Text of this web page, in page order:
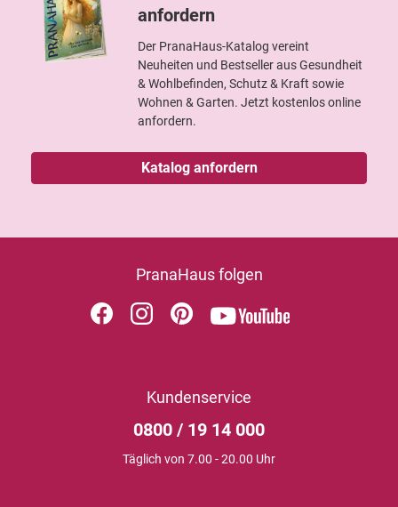
anfordern
Der PranaHaus-Katalog vereint
Neuheiten und Bestseller aus Gesundheit
& Wohlbefinden, Schutz & Kraft sowie
Wohnen & Garten. Jetzt kostenlos online
anfordern.
Katalog anfordern
PranaHaus folgen
Kundenservice
0800 / 19 14 000
Täglich von 7.00 - 20.00 Uhr